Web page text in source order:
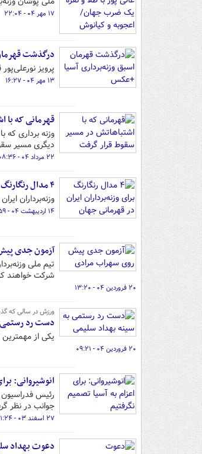
۱۷ مهر ۰۴ - ۲۲:۰۴
درگذشت
پرویز
۱۳ مهر ۰۴ - ۱۶:۲۷
قهرمانی که با
وزنه برداری
دیگری مسیر
۲۲ مرداد ۰۴ - ۰۸:۳۶
۴ مدال رنگارنگ برای وزنه‌برداران ایران در قهرمانی جهان
وزنه‌برداران ایران در دسته ۹۶ کیلوگرم قهرمانی جوانان جهان موفق به
۱۴ اردیبهشت ۰۴ - ۰۸:۵۹
آزمون جدی
تیم ملی
شرکت خواهند
۲۰ فروردین ۰۴ - ۱۳:۲۰
ورزش در سالی که
دست رد رستمی
یکی از مهمترین اتفاقات مهم ورزش
۲۰ فروردین ۰۴ - ۰۹:۲۱
انوشیروانی:
رئیس فدراسیون
جوانب در نظر
۲۷ اسفند ۰۳ - ۱۱:۲۴
دعوت بهداد سلیمی از ۱۲